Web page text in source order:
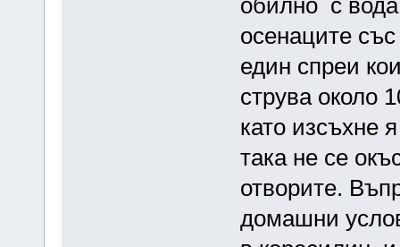
осенаците
един спреи
струва около
като изсъхне
така не се
отворите.
домашни